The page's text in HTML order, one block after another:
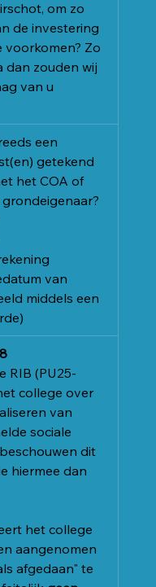
om zo
de investering
voorkomen? Zo
dan zouden wij
van u
een
getekend
het COA of
van
middels een
RIB (PU25-
college over
van
sociale
dit
hiermee dan
het college
aangenomen
afgedaan" te